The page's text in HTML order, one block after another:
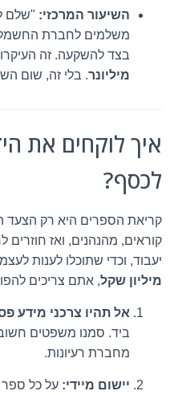
השיעור המרכזי: "שלם
בצד להשקעה. זה
מיליונר. בלי זה, שום
איך לוקחים את
לכסף?
קריאת הספרים היא רק הצעד
קוראים, מהנהנים, ואז
יעבוד, וכדי שתוכלו לענות
מיליון שקל, אתם צריכים
אל תהיו צרכני מידע
ביד. סמנו משפטים
מחברת רעיונות.
יישום מיידי: על כל ספר